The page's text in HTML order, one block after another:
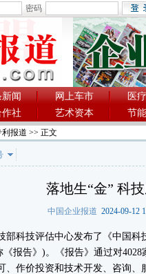
密码
闻 网上车市 医
社
艺术资本 节
利报道 >> 正文
落地生“金” 科
中国企业报道 2024-09-12
科技评估中心发布了《中国科
报告》)。《报告》通过对
、作价投资和技术开发、咨询